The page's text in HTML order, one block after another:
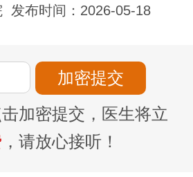
发布时间：2026-05-18
加密提交，医生将立
，请放心接听！